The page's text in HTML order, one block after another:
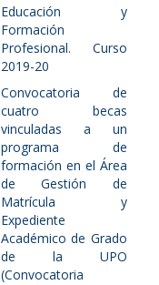
Educación y
Formación
Profesional. Curso
2019-20
Convocatoria de
cuatro becas
vinculadas a un
programa de
formación en el Área
de Gestión de
Matrícula y
Expediente
Académico de Grado
de la UPO
(Convocatoria